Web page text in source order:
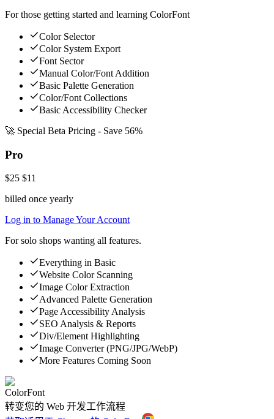
For those getting started and learning ColorFont
Color Selector
Color System Export
Font Sector
Manual Color/Font Addition
Basic Palette Generation
Color/Font Collections
Basic Accessibility Checker
🚀 Special Beta Pricing - Save 56%
Pro
$25 $11
billed once yearly
Log in to Manage Your Account
For solo shops wanting all features.
Everything in Basic
Website Color Scanning
Image Color Extraction
Advanced Palette Generation
Page Accessibility Analysis
SEO Analysis & Reports
Div/Element Highlighting
Image Converter (PNG/JPG/WebP)
More Features Coming Soon
ColorFont
转变您的 Web 开发工作流程